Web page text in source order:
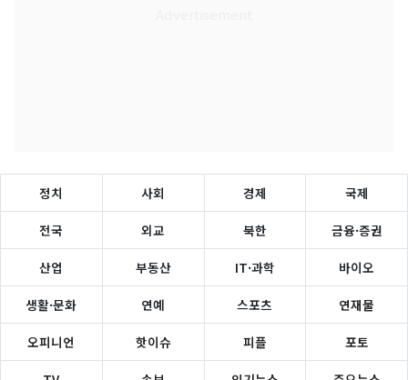
정치 사회 경제 국제
전국 외교 북한 금융·증권
산업 부동산 IT·과학 바이오
생활·문화 연예 스포츠 연재물
오피니언 핫이슈 피플 포토